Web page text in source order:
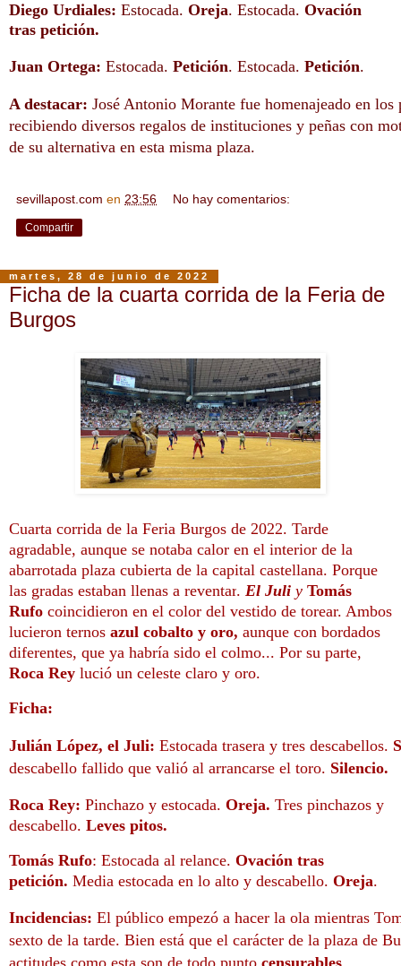
Diego Urdiales: Estocada. Oreja. Estocada. Ovación
tras petición.
Juan Ortega: Estocada. Petición. Estocada. Petición.
A destacar: José Antonio Morante fue homenajeado en
recibiendo diversos regalos de instituciones y peñas con
de su alternativa en esta misma plaza.
sevillapost.com en 23:56 No hay comentarios:
Compartir
martes, 28 de junio de 2022
Ficha de la cuarta corrida de la Feria de
Burgos
Cuarta corrida de la Feria Burgos de 2022. Tarde
agradable, aunque se notaba calor en el interior de la
abarrotada plaza cubierta de la capital castellana. Porque
las gradas estaban llenas a reventar. El Juli y Tomás
Rufo coincidieron en el color del vestido de torear. Ambos
lucieron ternos azul cobalto y oro, aunque con bordados
diferentes, que ya habría sido el colmo... Por su parte,
Roca Rey lució un celeste claro y oro.
Ficha:
Julián López, el Juli: Estocada trasera y tres descabellos.
descabello fallido que valió al arrancarse el toro. Silencio.
Roca Rey: Pinchazo y estocada. Oreja. Tres pinchazos y
descabello. Leves pitos.
Tomás Rufo: Estocada al relance. Ovación tras
petición. Media estocada en lo alto y descabello. Oreja.
Incidencias: El público empezó a hacer la ola mientras
sexto de la tarde. Bien está que el carácter de la plaza de